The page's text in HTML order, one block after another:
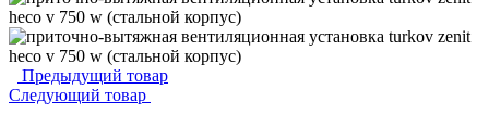
Предыдущий товар
Следующий товар